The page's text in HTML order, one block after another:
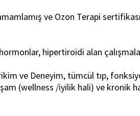
ve Ozon Terapi
hipertiroidi alan
ve Deneyim, tümcül tıp,
(wellness /iyilik hali) ve kronik